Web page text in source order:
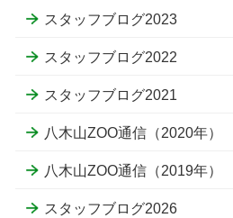
スタッフブログ2023
スタッフブログ2022
スタッフブログ2021
八木山ZOO通信（2020年）
八木山ZOO通信（2019年）
スタッフブログ2026